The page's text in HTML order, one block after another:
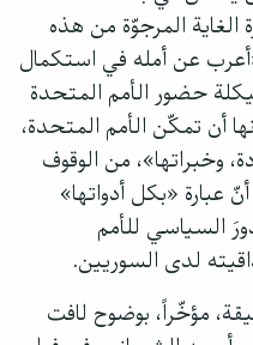
الغاية المرجوّة من هذه
عن أمله في استكمال
حضور الأمم المتحدة
تمكّن الأمم المتحدة،
وخبراتها»، من الوقوف
«بكل أدواتها»
السياسي للأمم
لدى السوريين.
مؤخّراً، بوضوح لافت